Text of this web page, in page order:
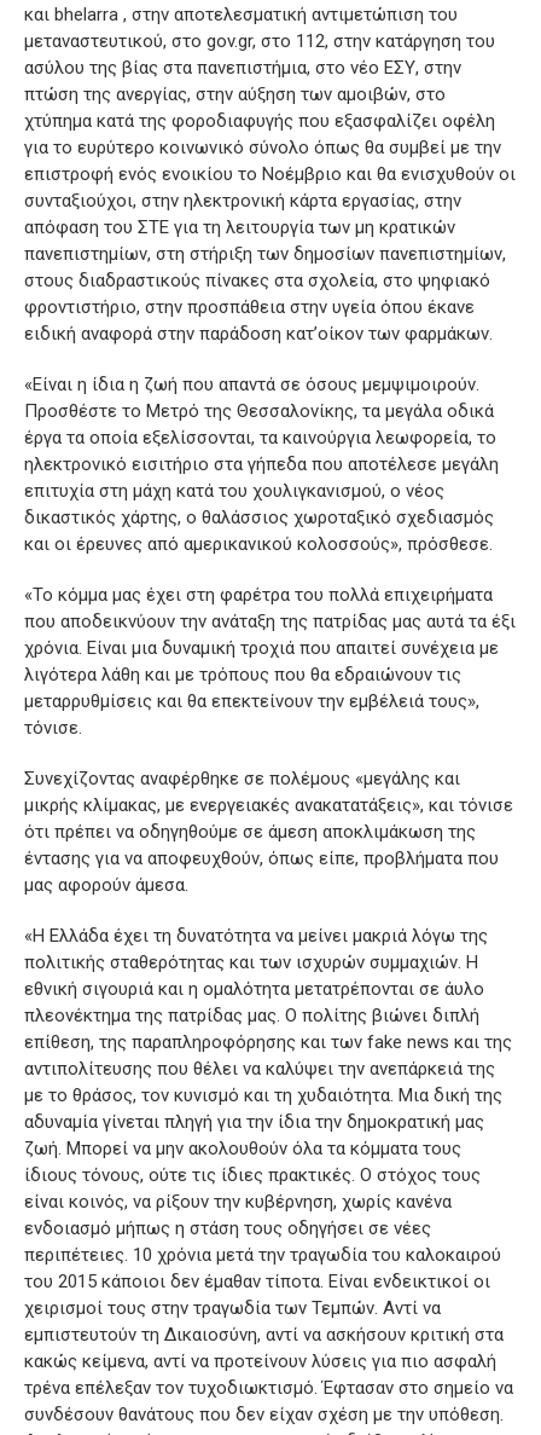
και bhelarra , στην αποτελεσματική αντιμετώπιση του
μεταναστευτικού, στο gov.gr, στο 112, στην κατάργηση του
ασύλου της βίας στα πανεπιστήμια, στο νέο ΕΣΥ, στην
πτώση της ανεργίας, στην αύξηση των αμοιβών, στο
χτύπημα κατά της φοροδιαφυγής που εξασφαλίζει οφέλη
για το ευρύτερο κοινωνικό σύνολο όπως θα συμβεί με την
επιστροφή ενός ενοικίου το Νοέμβριο και θα ενισχυθούν οι
συνταξιούχοι, στην ηλεκτρονική κάρτα εργασίας, στην
απόφαση του ΣΤΕ για τη λειτουργία των μη κρατικών
πανεπιστημίων, στη στήριξη των δημοσίων πανεπιστημίων,
στους διαδραστικούς πίνακες στα σχολεία, στο ψηφιακό
φροντιστήριο, στην προσπάθεια στην υγεία όπου έκανε
ειδική αναφορά στην παράδοση κατ’οίκον των φαρμάκων.
«Είναι η ίδια η ζωή που απαντά σε όσους μεμψιμοιρούν.
Προσθέστε το Μετρό της Θεσσαλονίκης, τα μεγάλα οδικά
έργα τα οποία εξελίσσονται, τα καινούργια λεωφορεία, το
ηλεκτρονικό εισιτήριο στα γήπεδα που αποτέλεσε μεγάλη
επιτυχία στη μάχη κατά του χουλιγκανισμού, ο νέος
δικαστικός χάρτης, ο θαλάσσιος χωροταξικό σχεδιασμός
και οι έρευνες από αμερικανικού κολοσσούς», πρόσθεσε.
«Το κόμμα μας έχει στη φαρέτρα του πολλά επιχειρήματα
που αποδεικνύουν την ανάταξη της πατρίδας μας αυτά τα έξι
χρόνια. Είναι μια δυναμική τροχιά που απαιτεί συνέχεια με
λιγότερα λάθη και με τρόπους που θα εδραιώνουν τις
μεταρρυθμίσεις και θα επεκτείνουν την εμβέλειά τους»,
τόνισε.
Συνεχίζοντας αναφέρθηκε σε πολέμους «μεγάλης και
μικρής κλίμακας, με ενεργειακές ανακατατάξεις», και τόνισε
ότι πρέπει να οδηγηθούμε σε άμεση αποκλιμάκωση της
έντασης για να αποφευχθούν, όπως είπε, προβλήματα που
μας αφορούν άμεσα.
«Η Ελλάδα έχει τη δυνατότητα να μείνει μακριά λόγω της
πολιτικής σταθερότητας και των ισχυρών συμμαχιών. Η
εθνική σιγουριά και η ομαλότητα μετατρέπονται σε άυλο
πλεονέκτημα της πατρίδας μας. Ο πολίτης βιώνει διπλή
επίθεση, της παραπληροφόρησης και των fake news και της
αντιπολίτευσης που θέλει να καλύψει την ανεπάρκειά της
με το θράσος, τον κυνισμό και τη χυδαιότητα. Μια δική της
αδυναμία γίνεται πληγή για την ίδια την δημοκρατική μας
ζωή. Μπορεί να μην ακολουθούν όλα τα κόμματα τους
ίδιους τόνους, ούτε τις ίδιες πρακτικές. Ο στόχος τους
είναι κοινός, να ρίξουν την κυβέρνηση, χωρίς κανένα
ενδοιασμό μήπως η στάση τους οδηγήσει σε νέες
περιπέτειες. 10 χρόνια μετά την τραγωδία του καλοκαιρού
του 2015 κάποιοι δεν έμαθαν τίποτα. Είναι ενδεικτικοί οι
χειρισμοί τους στην τραγωδία των Τεμπών. Αντί να
εμπιστευτούν τη Δικαιοσύνη, αντί να ασκήσουν κριτική στα
κακώς κείμενα, αντί να προτείνουν λύσεις για πιο ασφαλή
τρένα επέλεξαν τον τυχοδιωκτισμό. Έφτασαν στο σημείο να
συνδέσουν θανάτους που δεν είχαν σχέση με την υπόθεση.